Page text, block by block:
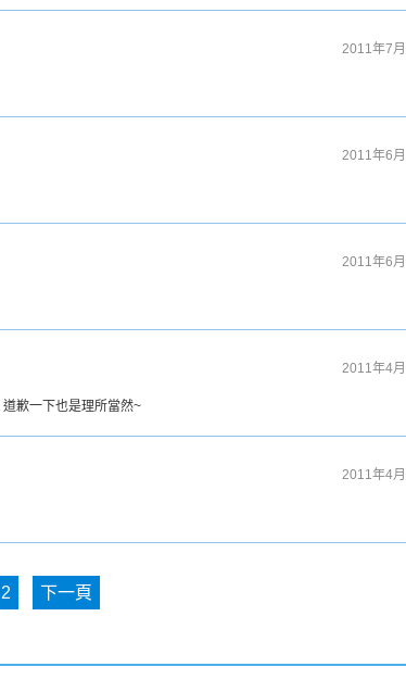
2011年7
2011年6
2011年6
2011年4
歉一下也是理所當然~
2011年4
2 下一頁